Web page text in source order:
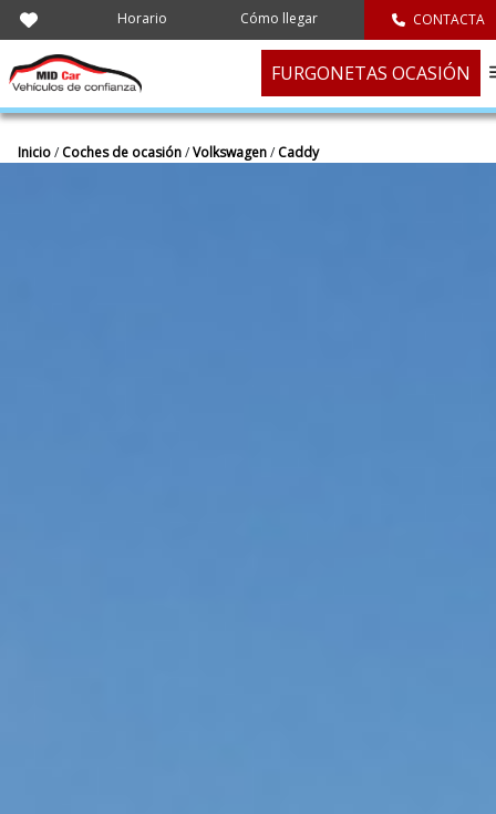
Horario Cómo llegar CONTACTA
FURGONETAS OCASIÓN
Inicio/ Coches de ocasión/Volkswagen/ Caddy